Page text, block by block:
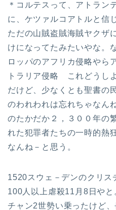
＊コルテスって、アトラン
に、ケツァルコアトルと信
ただの山賊盗賊海賊ヤクザ
けになってたみたいやな。
ロッパのアフリカ侵略やら
トラリア侵略 これどうし
だけど、少なくとも聖書の
のわれわれは忘れちゃなん
のたかだか２，３００年の
れた犯罪者たちの一時的熱
なんね－と思う。
1520スウェ－デンのクリス
100人以上虐殺11月8日や
チャン2世勢い乗ったけど